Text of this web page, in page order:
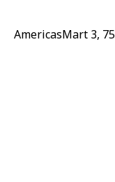
AmericasMart 3,